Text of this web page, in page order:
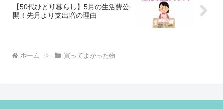
【50代ひとり暮らし】5月の生活費公
開！先月より支出増の理由
ホーム 買ってよかった物